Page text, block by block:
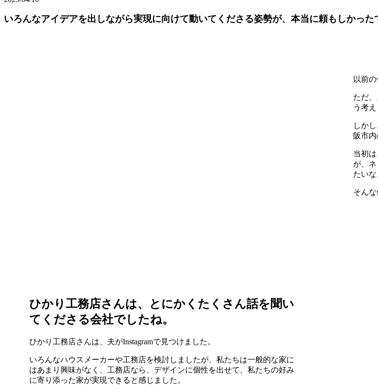
いろんなアイデアを出しながら実現に向けて動いてくださる姿勢が、本当に頼もしかった
以前
ただ
う考
しか
阪市
当初
が、
たい
そん
ひかり工務店さんは、とにかくたくさん話を聞い
てくださる会社でしたね。
ひかり工務店さんは、夫がInstagramで見つけました。
いろんなハウスメーカーや工務店を検討しましたが、私たちは一般的な家に
はあまり興味がなく、工務店なら、デザインに個性を出せて、私たちの好み
に寄り添った家が実現できると感じました。